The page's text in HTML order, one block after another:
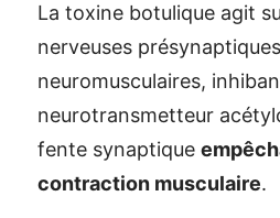
La toxine botulique agit
nerveuses
neuromusculaires,
neurotransmetteur
fente synaptique
contraction musculaire.